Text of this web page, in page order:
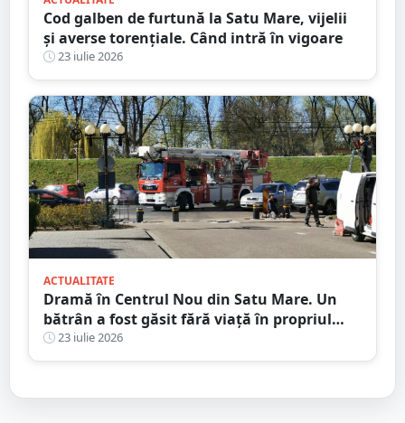
Cod galben de furtună la Satu Mare, vijelii
și averse torențiale. Când intră în vigoare
23 iulie 2026
ACTUALITATE
Dramă în Centrul Nou din Satu Mare. Un
bătrân a fost găsit fără viață în propriul
apartament, după două zile în care nu a
mai răspuns la telefon
23 iulie 2026